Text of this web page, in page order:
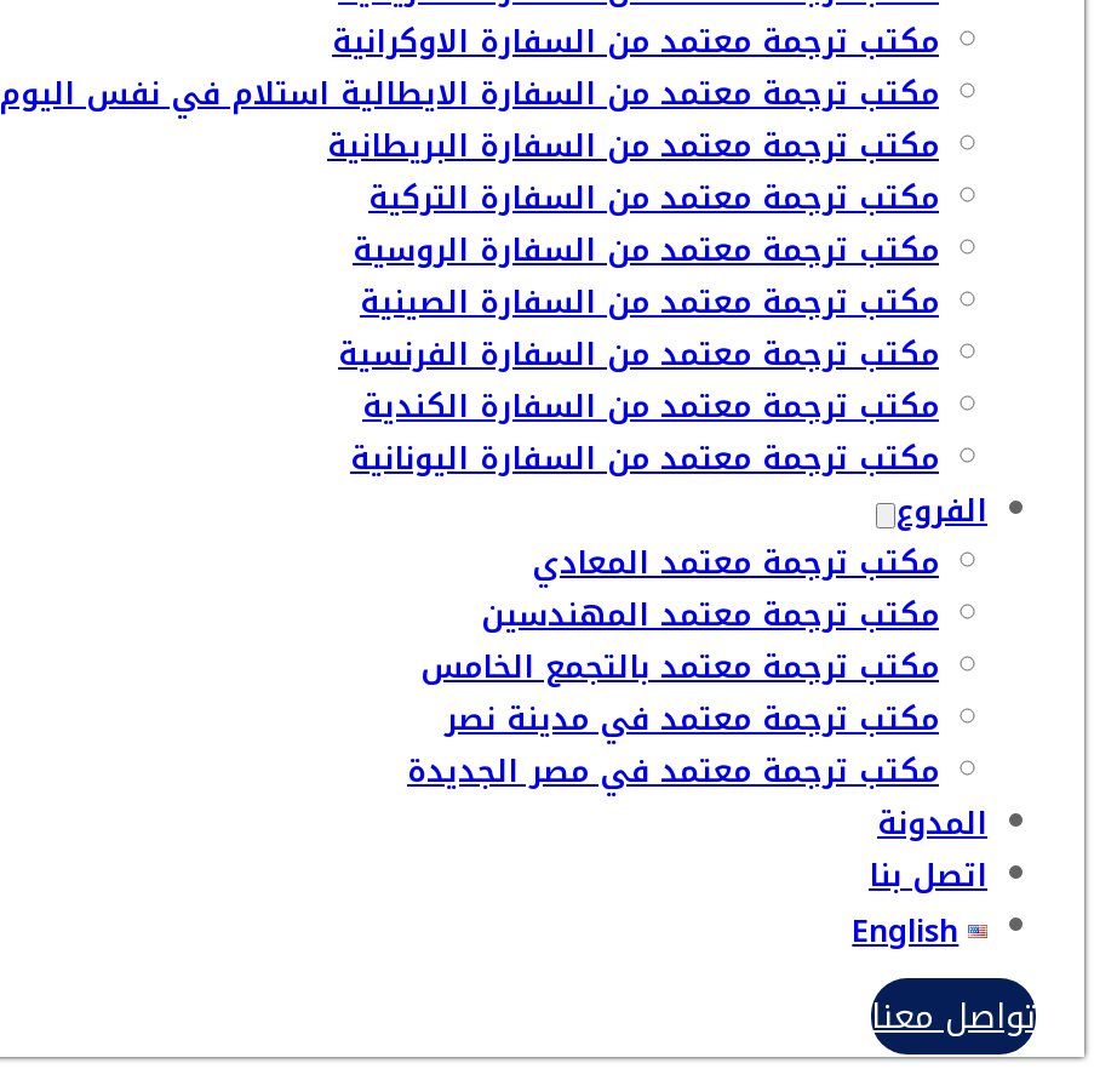
مكتب ترجمة معتمد من السفارة الاوكرانية
مكتب ترجمة معتمد من السفارة الايطالية استلام في نفس اليوم
مكتب ترجمة معتمد من السفارة البريطانية
مكتب ترجمة معتمد من السفارة التركية
مكتب ترجمة معتمد من السفارة الروسية
مكتب ترجمة معتمد من السفارة الصينية
مكتب ترجمة معتمد من السفارة الفرنسية
مكتب ترجمة معتمد من السفارة الكندية
مكتب ترجمة معتمد من السفارة اليونانية
الفروع
مكتب ترجمة معتمد المعادي
مكتب ترجمة معتمد المهندسين
مكتب ترجمة معتمد بالتجمع الخامس
مكتب ترجمة معتمد في مدينة نصر
مكتب ترجمة معتمد في مصر الجديدة
المدونة
اتصل بنا
English
تواصل معنا